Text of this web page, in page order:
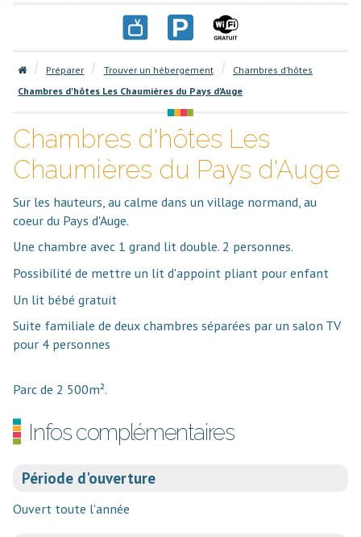
Préparer Trouver un hébergement
Chambres d’hôtes
Chambres d'hôtes Les Chaumières du Pays d'Auge
Chambres d'hôtes Les
Chaumières du Pays d'Auge
Sur les hauteurs, au calme dans un village normand, au
coeur du Pays d'Auge.
Une chambre avec 1 grand lit double. 2 personnes.
Possibilité de mettre un lit d'appoint pliant pour enfant
Un lit bébé gratuit
Suite familiale de deux chambres séparées par un salon TV
pour 4 personnes
Parc de 2 500m².
Infos complémentaires
Période d'ouverture
Ouvert toute l'année